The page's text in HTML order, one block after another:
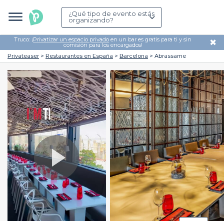
¿Qué tipo de evento estás
organizando?
Truco: ¡Privatizar un espacio privado en un bar es gratis para ti y sin
comisión para los encargados! ✖
Privateaser Restaurantes en España Barcelona Abrassame
Play